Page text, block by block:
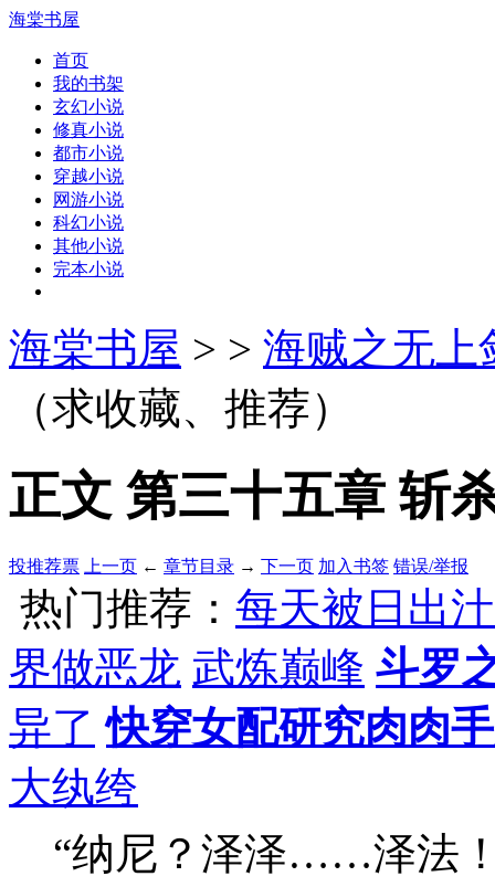
海棠书屋
首页
我的书架
玄幻小说
修真小说
都市小说
穿越小说
网游小说
科幻小说
其他小说
完本小说
海棠书屋 > > 海贼之无上
（求收藏、推荐）
正文 第三十五章 斩
投推荐票 上一页 ← 章节目录 → 下一页 加入书签 错误/举报
热门推荐： 每天被日出
界做恶龙 武炼巅峰 斗罗
异了 快穿女配研究肉肉
大纨绔
“纳尼？泽泽……泽法